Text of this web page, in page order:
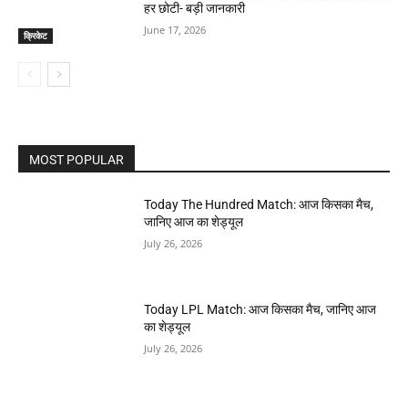
क्रिकेट
हर छोटी- बड़ी जानकारी
June 17, 2026
MOST POPULAR
Today The Hundred Match: आज किसका मैच,
जानिए आज का शेड्यूल
July 26, 2026
Today LPL Match: आज किसका मैच, जानिए आज
का शेड्यूल
July 26, 2026